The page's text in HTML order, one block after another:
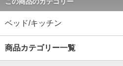
ベッド/キッチン
商品カテゴリー一覧